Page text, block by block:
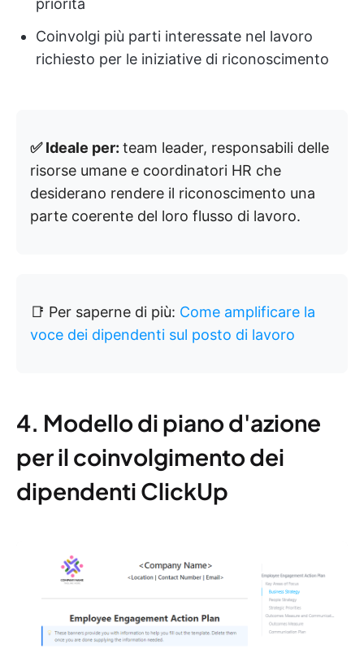
priorità
Coinvolgi più parti interessate nel lavoro
richiesto per le iniziative di riconoscimento
✅ Ideale per: team leader, responsabili delle
risorse umane e coordinatori HR che
desiderano rendere il riconoscimento una
parte coerente del loro flusso di lavoro.
📑 Per saperne di più: Come amplificare la
voce dei dipendenti sul posto di lavoro
4. Modello di piano d'azione
per il coinvolgimento dei
dipendenti ClickUp